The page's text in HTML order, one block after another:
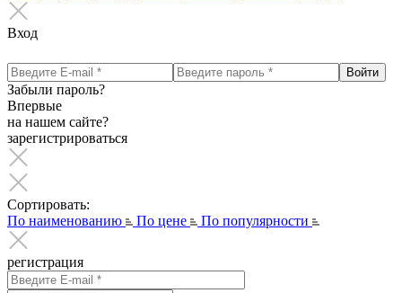
Вход
Забыли пароль?
Впервые
на нашем сайте?
зарегистрироваться
Сортировать:
По наименованию
По цене По популярности
регистрация